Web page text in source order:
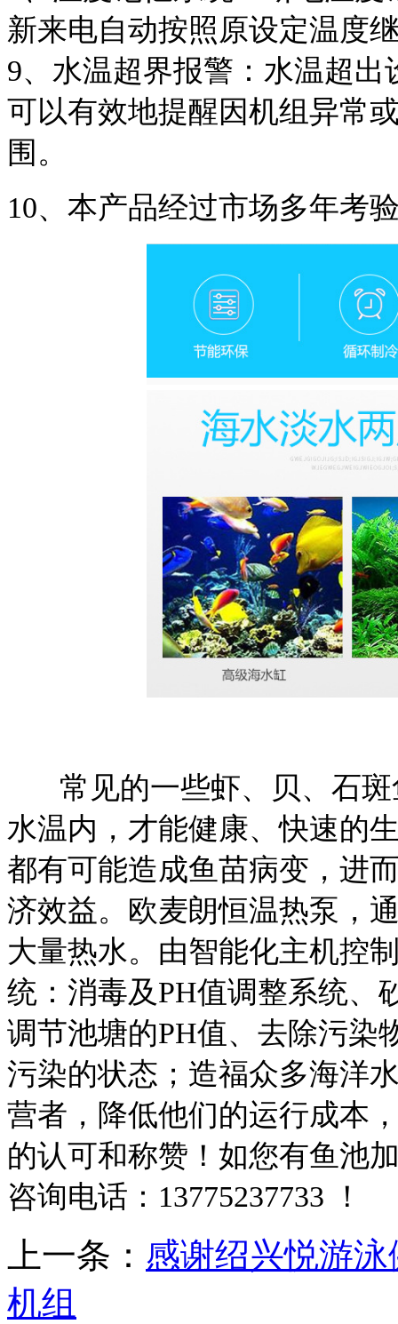
新来电自动按照原设定温度
9、水温超界报警：水温超
可以有效地提醒因机组异常
围。
10、本产品经过市场多年考
常见的一些虾、贝、石
水温内，才能健康、快速的
都有可能造成鱼苗病变，进
济效益。欧麦朗恒温热泵，
大量热水。由智能化主机控
统：消毒及PH值调整系统、
调节池塘的PH值、去除污染
污染的状态；造福众多海洋
营者，降低他们的运行成本
的认可和称赞！如您有鱼池
咨询电话：13775237733 ！
上一条： 感谢绍兴悦游
机组